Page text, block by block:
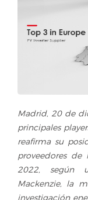
Madrid, 20 de
principales
reafirma su
proveedores de
2022, según
Mackenzie, la
investigación